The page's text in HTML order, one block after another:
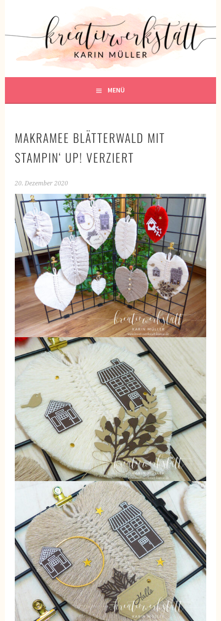
KREATIVWERKSTATT
KREATIV SEIN
MENÜ
MAKRAMEE BLÄTTERWALD MIT
STAMPIN‘ UP! VERZIERT
20. Dezember 2020